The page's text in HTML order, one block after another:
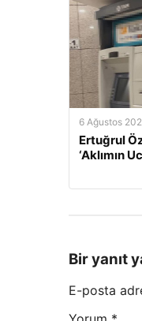
6 Ağustos
Ertuğrul
‘Aklımın
Bir yanıt
E-posta